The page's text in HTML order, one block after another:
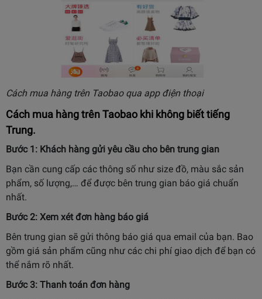
Cách mua hàng trên Taobao qua app điện thoại
Cách mua hàng trên Taobao khi không biết tiếng
Trung.
Bước 1: Khách hàng gửi yêu cầu cho bên trung gian
Bạn cần cung cấp các thông số như size đồ, màu sắc sản
phẩm, số lượng,… để được bên trung gian báo giá chuẩn
nhất.
Bước 2: Xem xét đơn hàng báo giá
Bên trung gian sẽ gửi thông báo giá qua email của bạn. Bao
gồm giá sản phẩm cũng như các chi phí giao dịch để bạn có
thể nắm rõ nhất.
Bước 3: Thanh toán đơn hàng